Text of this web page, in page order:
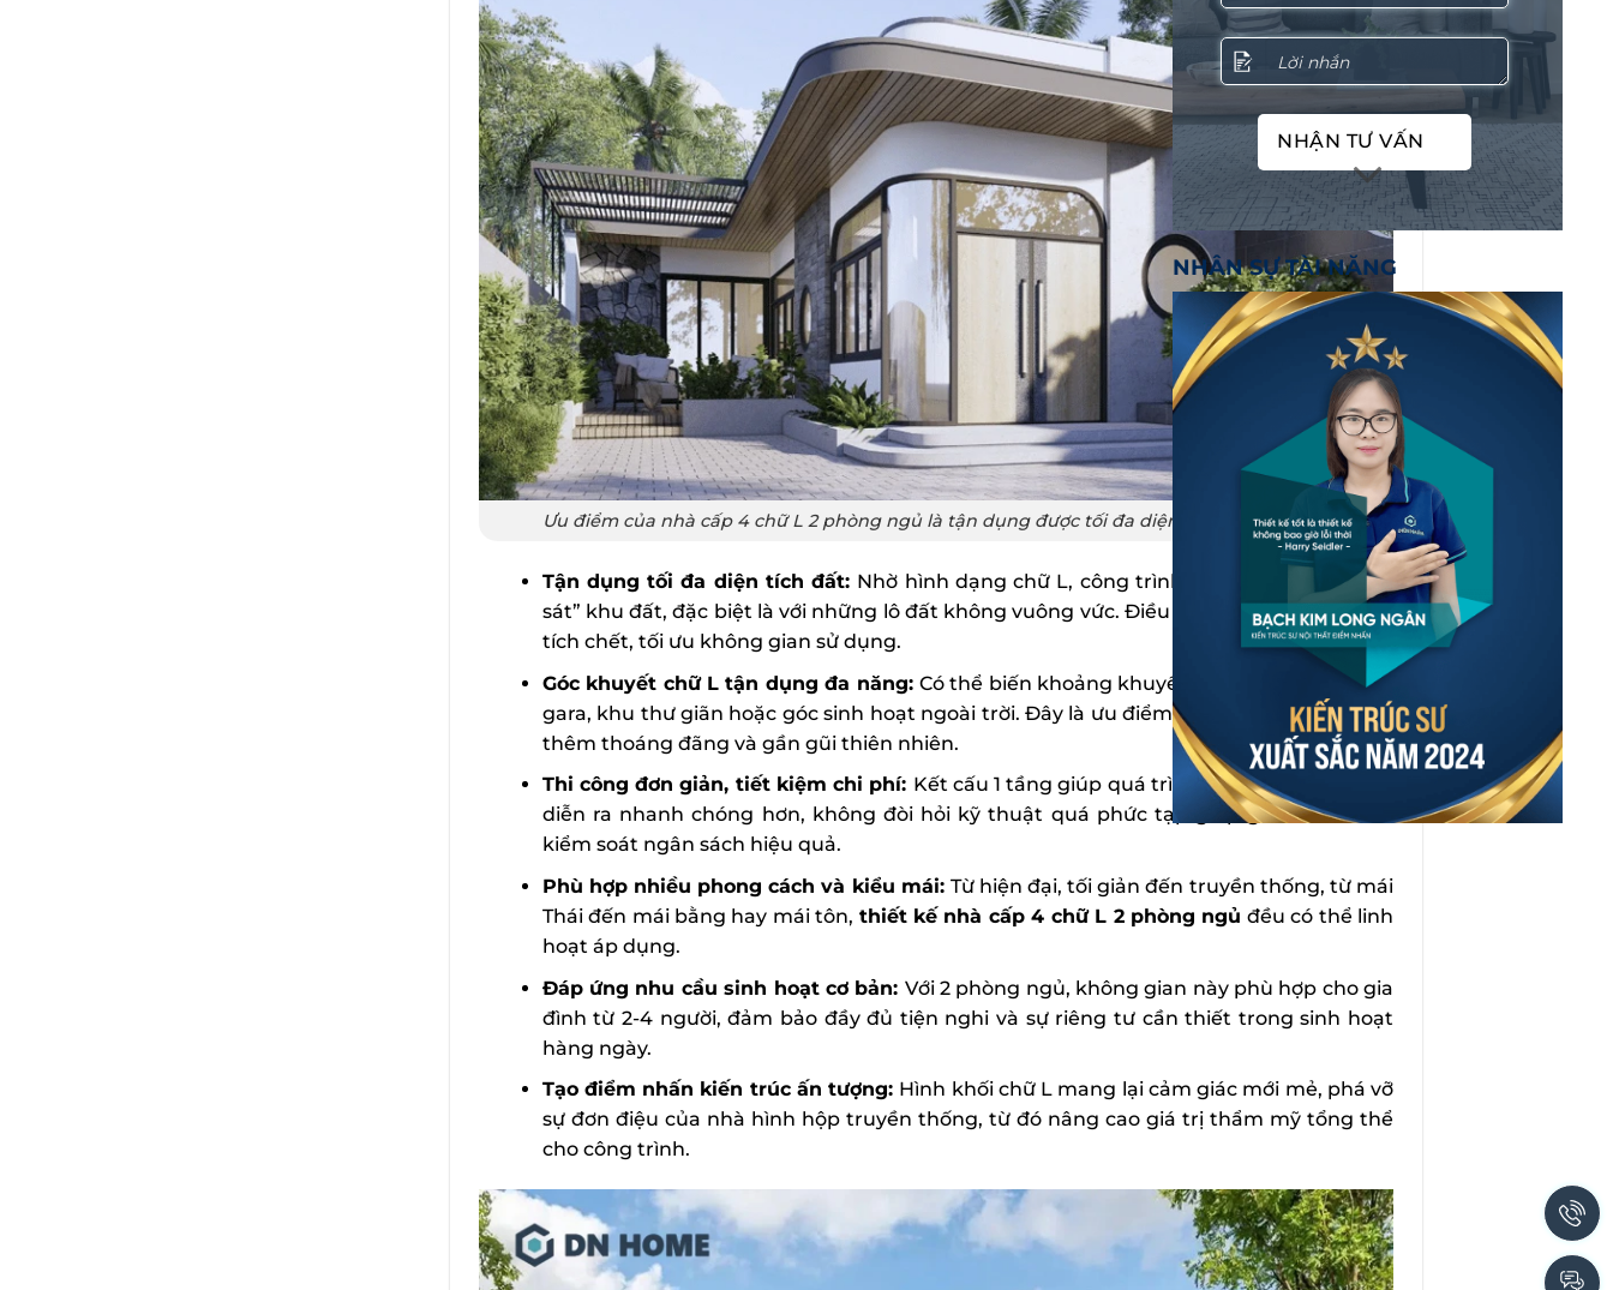
Ưu điểm của nhà cấp 4 chữ L 2 phòng ngủ là tận dụng được tối đa diện tích đất sử dụng
Tận dụng tối đa diện tích đất: Nhờ hình dạng chữ L, công trình có thể linh hoạt “ôm
sát” khu đất, đặc biệt là với những lô đất không vuông vức. Điều này giúp hạn chế diện
tích chết, tối ưu không gian sử dụng.
Góc khuyết chữ L tận dụng đa năng: Có thể biến khoảng khuyết này thành sân vườn,
gara, khu thư giãn hoặc góc sinh hoạt ngoài trời. Đây là ưu điểm giúp không gian sống
thêm thoáng đãng và gần gũi thiên nhiên.
Thi công đơn giản, tiết kiệm chi phí: Kết cấu 1 tầng giúp quá trình thiết kế và thi công
diễn ra nhanh chóng hơn, không đòi hỏi kỹ thuật quá phức tạp giúp gia chủ có thể
kiểm soát ngân sách hiệu quả.
Phù hợp nhiều phong cách và kiểu mái: Từ hiện đại, tối giản đến truyền thống, từ mái
Thái đến mái bằng hay mái tôn, thiết kế nhà cấp 4 chữ L 2 phòng ngủ đều có thể linh
hoạt áp dụng.
Đáp ứng nhu cầu sinh hoạt cơ bản: Với 2 phòng ngủ, không gian này phù hợp cho gia
đình từ 2-4 người, đảm bảo đầy đủ tiện nghi và sự riêng tư cần thiết trong sinh hoạt
hàng ngày.
Tạo điểm nhấn kiến trúc ấn tượng: Hình khối chữ L mang lại cảm giác mới mẻ, phá vỡ
sự đơn điệu của nhà hình hộp truyền thống, từ đó nâng cao giá trị thẩm mỹ tổng thể
cho công trình.
NHẬN TƯ VẤN
NHÂN SỰ TÀI NĂNG